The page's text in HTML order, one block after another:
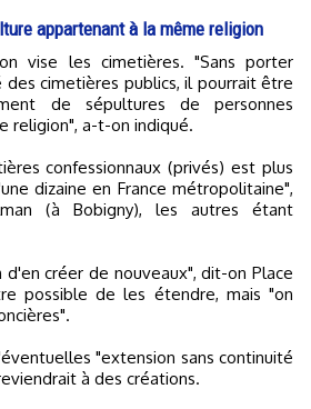
appartenant à la même religion
cimetières publics, il pourrait être
de sépultures de personnes
religion", a-t-on indiqué.
confessionnaux (privés) est plus
dizaine en France métropolitaine",
(à Bobigny), les autres étant
créer de nouveaux", dit-on Place
possible de les étendre, mais "on
"extension sans continuité
à des créations.